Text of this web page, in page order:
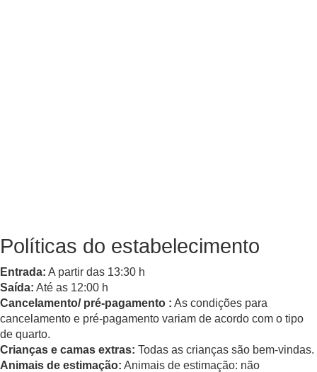
Políticas do estabelecimento
Entrada: A partir das 13:30 h
Saída: Até as 12:00 h
Cancelamento/ pré-pagamento : As condições para
cancelamento e pré-pagamento variam de acordo com o tipo
de quarto.
Crianças e camas extras: Todas as crianças são bem-vindas.
Animais de estimação: Animais de estimação: não